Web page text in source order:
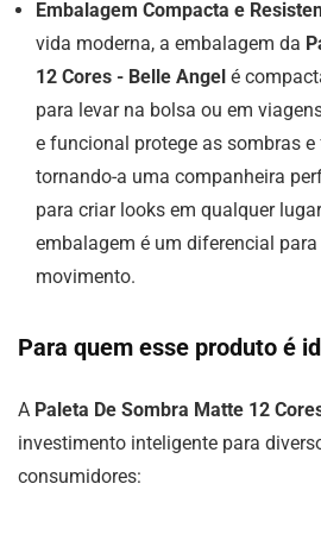
Embalagem Compacta e
vida moderna, a embalagem da
12 Cores - Belle Angel é
para levar na bolsa ou em
e funcional protege as sombras
tornando-a uma companheira
para criar looks em qualquer
embalagem é um diferencial
movimento.
Para quem esse produto é
A Paleta De Sombra Matte 12
investimento inteligente para
consumidores: